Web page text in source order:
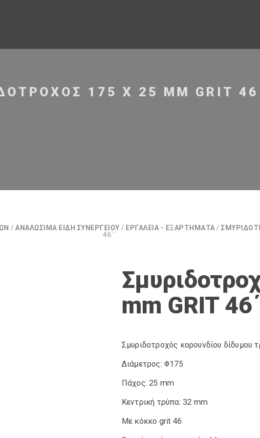
175 X 25 MM GRIT
/ ΑΝΑΛΏΣΙΜΑ ΕΊΔΗ ΣΥΝΕΡΓΕΊΟΥ / ΕΡΓΑΛΕΊΑ - ΕΞΑΡΤΉΜΑΤΑ /
46΄΄
mm GRIT
Σμυριδοτροχός κορουνδίου δίδυμου
Διάμετρος: Φ175
Πάχος: 25 mm
Κεντρική τρύπα: 32 mm
Με κόκκο grit 46